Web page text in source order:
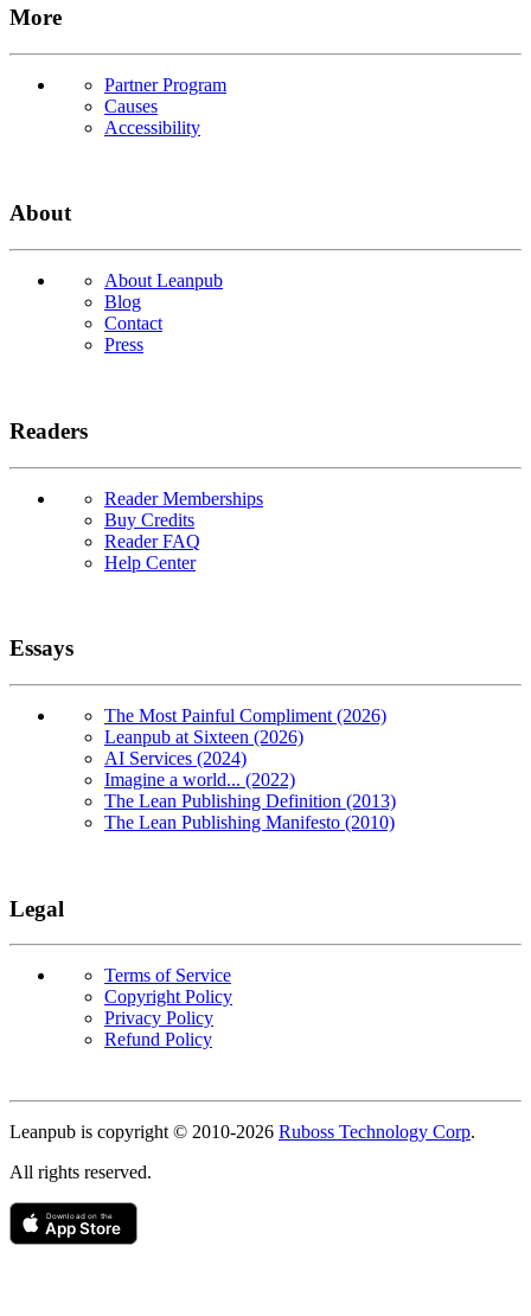
More
Partner Program
Causes
Accessibility
About
About Leanpub
Blog
Contact
Press
Readers
Reader Memberships
Buy Credits
Reader FAQ
Help Center
Essays
The Most Painful Compliment (2026)
Leanpub at Sixteen (2026)
AI Services (2024)
Imagine a world... (2022)
The Lean Publishing Definition (2013)
The Lean Publishing Manifesto (2010)
Legal
Terms of Service
Copyright Policy
Privacy Policy
Refund Policy
Leanpub is copyright © 2010-2026 Ruboss Technology Corp.
All rights reserved.